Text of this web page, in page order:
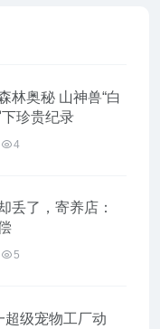
林奥秘 山神兽“白
珍贵纪录
4
丢了，寄养店：
5
超级宠物工厂动